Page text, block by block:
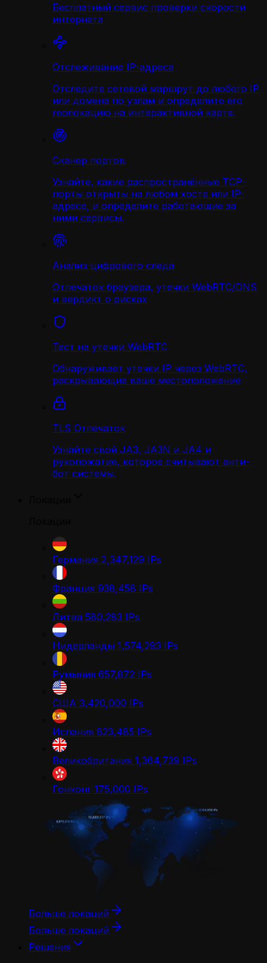
Бесплатный сервис проверки скорости
интернета
Отслеживание IP-адреса
Отследите сетевой маршрут до любого IP
или домена по узлам и определите его
геолокацию на интерактивной карте.
Сканер портов
Узнайте, какие распространённые TCP-
порты открыты на любом хосте или IP-
адресе, и определите работающие за
ними сервисы.
Анализ цифрового следа
Отпечаток браузера, утечки WebRTC/DNS
и вердикт о рисках
Тест на утечки WebRTC
Обнаруживает утечки IP через WebRTC,
раскрывающие ваше местоположение
TLS Отпечаток
Узнайте свой JA3, JA3N и JA4 и
рукопожатие, которое считывают анти-
бот системы.
Германия 2,347,129 IPs
Франция 938,458 IPs
Литва 580,283 IPs
Нидерланды 1,574,293 IPs
Румыния 657,872 IPs
США 3,420,000 IPs
Испания 823,485 IPs
Великобритания 1,364,739 IPs
Гонконг 175,000 IPs
Больше локаций
Больше локаций
Решения